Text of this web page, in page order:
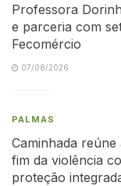
Professora
e parceria com
Fecomércio
07/08/2026
PALMAS
Caminhada
fim da violência
proteção